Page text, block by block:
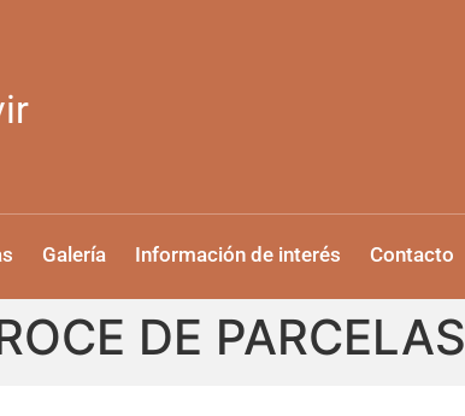
Galería Información de interés Contacto
DE PARCELAS